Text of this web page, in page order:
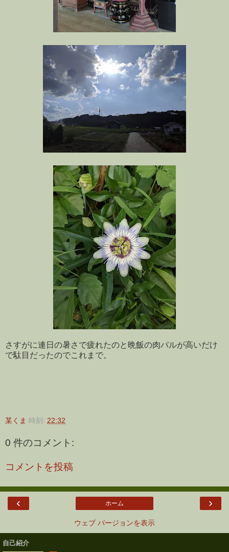
さすがに連日の暑さで疲れたのと晩飯の肉バルが高いだけ
で駄目だったのでこれまで。
某くま 時刻: 22:32
0 件のコメント:
コメントを投稿
‹ ›
ホーム
ウェブ バージョンを表示
自己紹介